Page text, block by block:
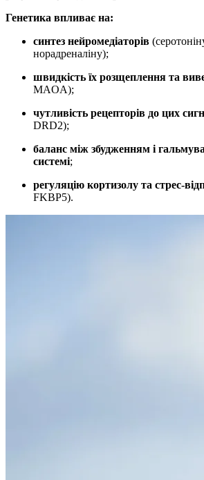
Генетика впливає на:
синтез нейромедіаторів
норадреналіну);
швидкість їх розщеплення та
MAOA);
чутливість рецепторів до цих
DRD2);
баланс між збудженням і
системі;
регуляцію кортизолу та стрес-
FKBP5).